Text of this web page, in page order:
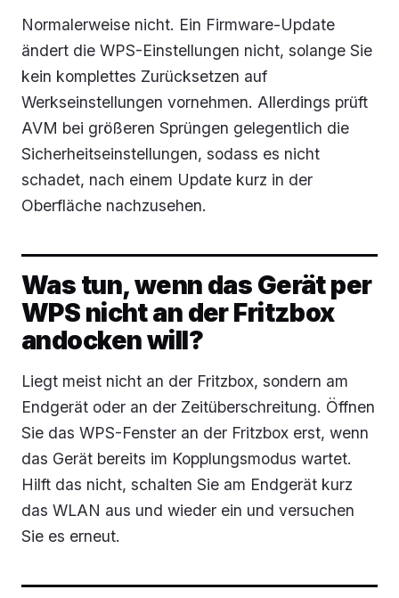
Normalerweise nicht. Ein Firmware-Update
ändert die WPS-Einstellungen nicht, solange Sie
kein komplettes Zurücksetzen auf
Werkseinstellungen vornehmen. Allerdings prüft
AVM bei größeren Sprüngen gelegentlich die
Sicherheitseinstellungen, sodass es nicht
schadet, nach einem Update kurz in der
Oberfläche nachzusehen.
Was tun, wenn das Gerät per
WPS nicht an der Fritzbox
andocken will?
Liegt meist nicht an der Fritzbox, sondern am
Endgerät oder an der Zeitüberschreitung. Öffnen
Sie das WPS-Fenster an der Fritzbox erst, wenn
das Gerät bereits im Kopplungsmodus wartet.
Hilft das nicht, schalten Sie am Endgerät kurz
das WLAN aus und wieder ein und versuchen
Sie es erneut.